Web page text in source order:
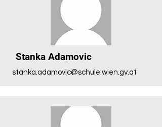
Stanka Adamovic
stanka.adamovic@schule.wien.gv.at